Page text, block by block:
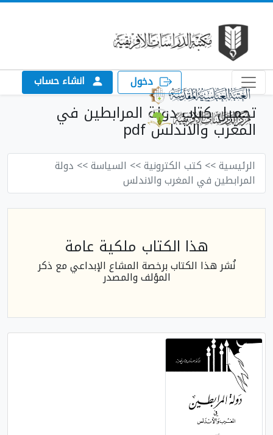
دخول انشاء حساب
تحميل كتاب دولة المرابطين في
المغرب والاندلس pdf
الرئيسية>> كتب الكترونية>> السياسة>> دولة
المرابطين في المغرب والاندلس
هذا الكتاب ملكية عامة
نُشر هذا الكتاب برخصة المشاع الإبداعي مع ذكر
المؤلف والمصدر